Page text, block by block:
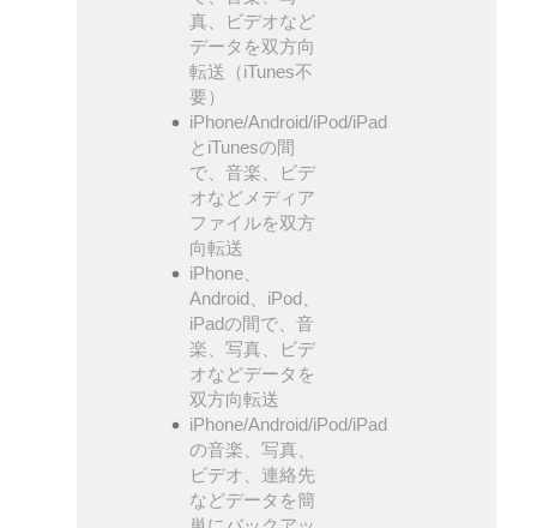
真、ビデオなど
データを双方向
転送（iTunes不
要）
iPhone/Android/iPod/iPad
とiTunesの間
で、音楽、ビデ
オなどメディア
ファイルを双方
向転送
iPhone、
Android、iPod、
iPadの間で、音
楽、写真、ビデ
オなどデータを
双方向転送
iPhone/Android/iPod/iPad
の音楽、写真、
ビデオ、連絡先
などデータを簡